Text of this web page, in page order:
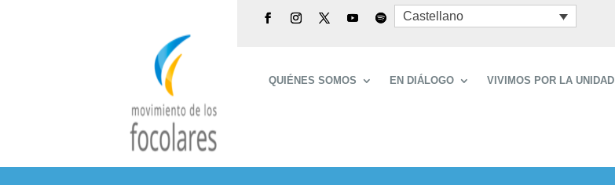
Castellano
QUIÉNES SOMOS EN DIÁLOGO VIVIMOS POR LA UNIDAD